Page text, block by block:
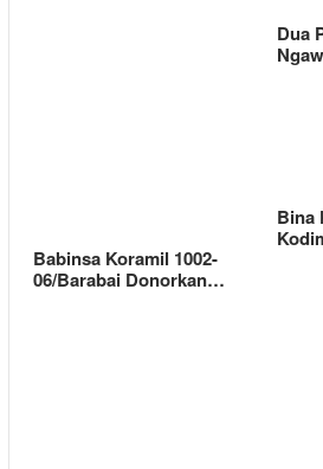
Dua
Babinsa Koramil 1002-
06/Barabai Donorkan…
Bina